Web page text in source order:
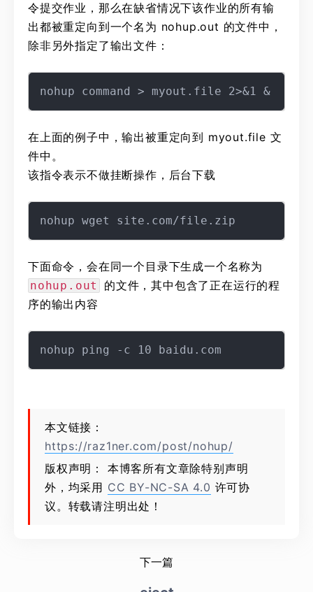
令提交作业，那么在缺省情况下该作业的所有输
出都被重定向到一个名为 nohup.out 的文件中，
除非另外指定了输出文件：
在上面的例子中，输出被重定向到 myout.file 文
件中。
该指令表示不做挂断操作，后台下载
下面命令，会在同一个目录下生成一个名称为
nohup.out
的文件，其中包含了正在运行的程
序的输出内容
本文链接：
https://raz1ner.com/post/nohup/
版权声明： 本博客所有文章除特别声明
外，均采用 CC BY-NC-SA 4.0 许可协
议。转载请注明出处！
下一篇